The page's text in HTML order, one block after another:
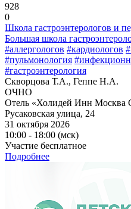
928
0
Школа гастроэнтерологов и
Большая школа
#аллергологов #кардиологов
#пульмонология
#гастроэнтерология
Скворцова Т.А., Геппе Н.А.
ОЧНО
Отель «Холидей Инн Москва
Русаковская улица, 24
31 октября 2026
10:00 - 18:00 (мск)
Участие бесплатное
Подробнее